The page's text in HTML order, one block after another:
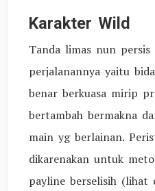
Karakter Wild
Tanda limas nun persis
perjalanannya yaitu
benar berkuasa mirip
bertambah bermakna
main yg berlainan.
dikarenakan untuk
payline berselisih (lihat